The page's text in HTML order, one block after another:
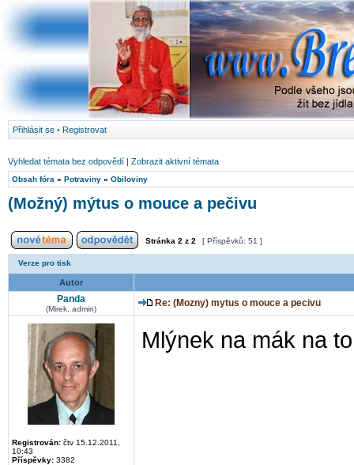
Přihlásit se • Registrovat
Vyhledat témata bez odpovědí | Zobrazit aktivní témata
Obsah fóra » Potraviny » Obiloviny
(Možný) mýtus o mouce a pečivu
Stránka 2 z 2 [ Příspěvků: 51 ]
Verze pro tisk
Autor
Panda
(Mirek, admin)
Re: (Mozny) mytus o mouce a pecivu
Registrován: čtv 15.12.2011,
10:43
Příspěvky: 3382
Mlýnek na mák na